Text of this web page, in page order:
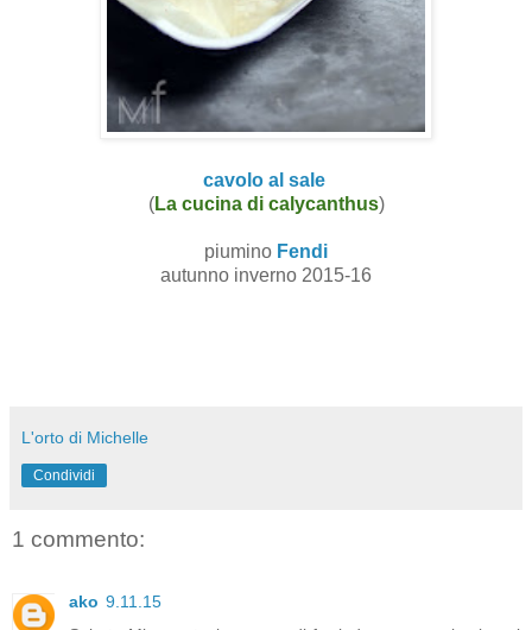
cavolo al sale
(La cucina di calycanthus)
piumino Fendi
autunno inverno 2015-16
L'orto di Michelle
Condividi
1 commento:
ako 9.11.15